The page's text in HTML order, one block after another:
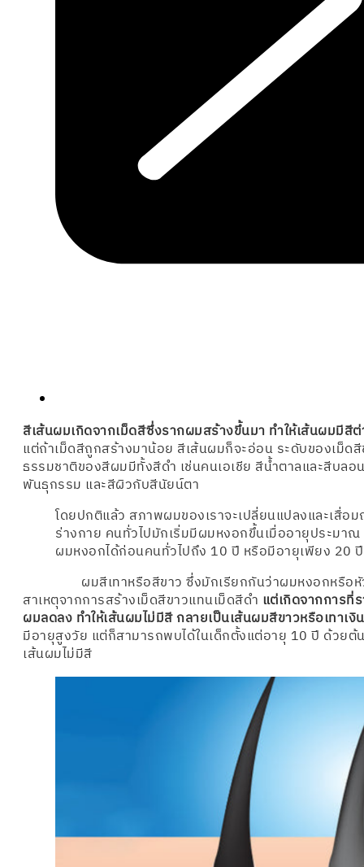
สีเส้นผมเกิดจากเม็ดสีซึ่งรากผมสร้างขึ้นมา ทำให้เส้นผมมี
แต่ถ้าเม็ดสีถูกสร้างมาน้อย สีเส้นผมก็จะอ่อน ระดับของเม็ด
ธรรมชาติของสีผมมีทั้งสีดำ เช่นคนเอเชีย สีน้ำตาลและสีบล
พันธุกรรม และสีผิวกับสีนัยน์ตา
โดยปกติแล้ว สภาพผมของเราจะเปลี่ยนแปลงและเสื่อ
ร่างกาย คนทั่วไปมักเริ่มมีผมหงอกขึ้นเมื่ออายุประม
ผมหงอกได้ก่อนคนทั่วไปถึง 10 ปี หรือมีอายุเพียง 20
ผมสีเทาหรือสีขาว ซึ่งมักเรียกกันว่าผมหงอกหรือหัวห
สาเหตุจากการสร้างเม็ดสีขาวแทนเม็ดสีดำ แต่เกิดจากการที่
ผมลดลง ทำให้เส้นผมไม่มีสี กลายเป็นเส้นผมสีขาวหรือเทาเงิน
มีอายุสูงวัย แต่ก็สามารถพบได้ในเด็กตั้งแต่อายุ 10 ปี ด้วยต้
เส้นผมไม่มีสี